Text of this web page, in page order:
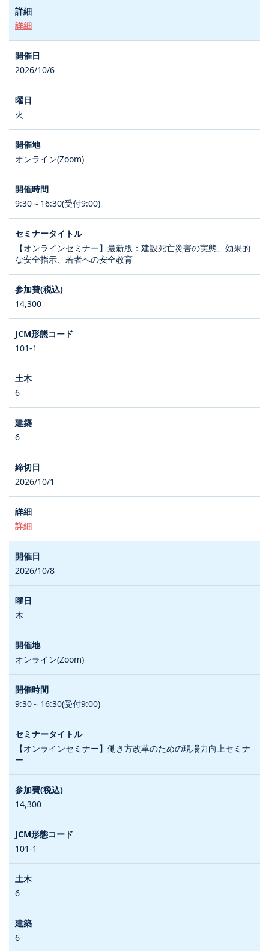
詳細
2026/10/6
火
オンライン(Zoom)
9:30～16:30(受付9:00)
【オンラインセミナー】最新版：建設死亡災害の実態、効果的
な安全指示、若者への安全教育
14,300
101-1
6
6
2026/10/1
詳細
2026/10/8
木
オンライン(Zoom)
9:30～16:30(受付9:00)
【オンラインセミナー】働き方改革のための現場力向上セミナ
ー
14,300
101-1
6
6